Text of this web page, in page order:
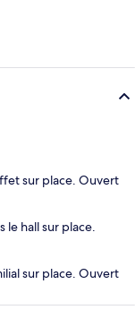
sur place. Ouvert
le hall sur place.
sur place. Ouvert